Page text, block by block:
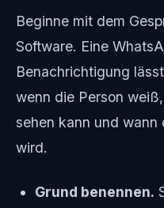
Beginne mit dem
Software. Eine
Benachrichtigung
wenn die Person
sehen kann und wann
wird.
Grund benennen.